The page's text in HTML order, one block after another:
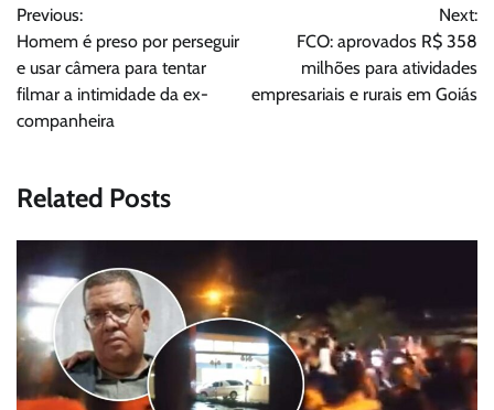
de
Post
Previous:
Homem é preso por perseguir
e usar câmera para tentar
filmar a intimidade da ex-
companheira
Next:
FCO: aprovados R$ 358
milhões para atividades
empresariais e rurais em Goiás
Related Posts